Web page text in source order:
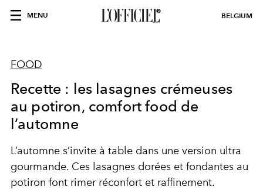
MENU BELGIUM
FOOD
Recette : les lasagnes crémeuses
au potiron, comfort food de
l’automne
L’automne s’invite à table dans une version ultra
gourmande. Ces lasagnes dorées et fondantes au
potiron font rimer réconfort et raffinement.